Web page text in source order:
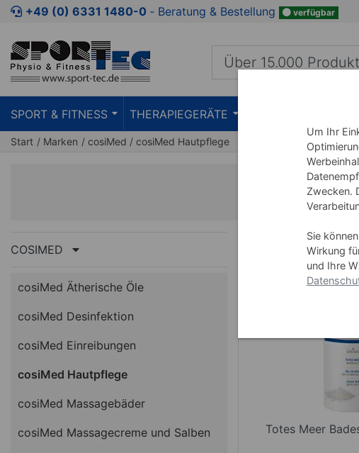
+49 (0) 6331 1480-0 ‐ Beratung & Bestellung verfügbar
SPORT & FITNESS THERAPIEGERÄTE
Start Marken cosiMed cosiMed Hautpflege
COSIMED
cosiMed Ätherische Öle
cosiMed Desinfektion
cosiMed Einreibungen
cosiMed Hautpflege
cosiMed Massagebäder
cosiMed Massagecreme und Salben Totes Meer
Um Ihr
Zwecken.
Sie
Wirkung
und Ihre